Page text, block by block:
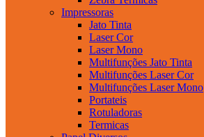
Impressoras
Jato Tinta
Laser Cor
Laser Mono
Multifunções Jato Tinta
Multifunções Laser Cor
Multifunções Laser Mono
Portateis
Rotuladoras
Termicas